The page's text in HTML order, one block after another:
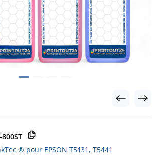
800ST
® pour EPSON T5431, T5441